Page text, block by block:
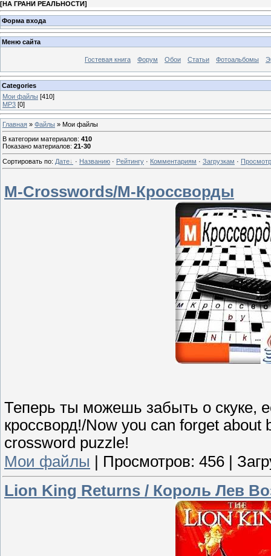
[НА ГРАНИ РЕАЛЬНОСТИ]
Форма входа
Меню сайта
Гостевая книга Форум Обои Статьи Фотоальбомы
Categories
Мои файлы [410]
MP3 [0]
Главная » Файлы » Мои файлы
В категории материалов: 410
Показано материалов: 21-30
Сортировать по: Дате · Названию · Рейтингу · Комментариям · Загрузкам ·
M-Crosswords/М-Кроссворды
Теперь ты можешь забыть о скуке,
кроссворд!/Now you can forget
crossword puzzle!
Мои файлы
Просмотров: 456
Lion King Returns / Король Лев